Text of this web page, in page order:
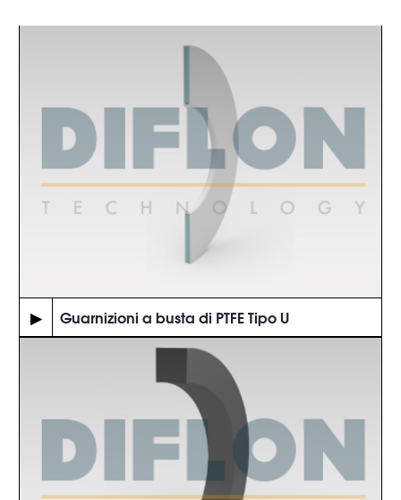
▶ Guarnizioni a busta di PTFE Tipo U